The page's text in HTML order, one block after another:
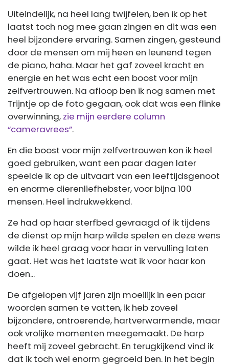
Uiteindelijk, na heel lang twijfelen, ben ik op het
laatst toch nog mee gaan zingen en dit was een
heel bijzondere ervaring. Samen zingen, gesteund
door de mensen om mij heen en leunend tegen
de piano, haha. Maar het gaf zoveel kracht en
energie en het was echt een boost voor mijn
zelfvertrouwen. Na afloop ben ik nog samen met
Trijntje op de foto gegaan, ook dat was een flinke
overwinning, zie mijn eerdere column
“cameravrees”.
En die boost voor mijn zelfvertrouwen kon ik heel
goed gebruiken, want een paar dagen later
speelde ik op de uitvaart van een leeftijdsgenoot
en enorme dierenliefhebster, voor bijna 100
mensen. Heel indrukwekkend.
Ze had op haar sterfbed gevraagd of ik tijdens
de dienst op mijn harp wilde spelen en deze wens
wilde ik heel graag voor haar in vervulling laten
gaat. Het was het laatste wat ik voor haar kon
doen...
De afgelopen vijf jaren zijn moeilijk in een paar
woorden samen te vatten, ik heb zoveel
bijzondere, ontroerende, hartverwarmende, maar
ook vrolijke momenten meegemaakt. De harp
heeft mij zoveel gebracht. En terugkijkend vind ik
dat ik toch wel enorm gegroeid ben. In het begin